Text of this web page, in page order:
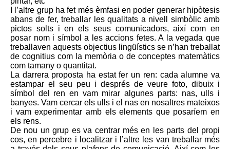
I l’altre grup ha fet més èmfasi en poder generar hipòtesis
abans de fer, treballar les qualitats a nivell simbòlic amb
pictos solts i en els seus comunicadors, així com en
posar nom i símbol a les accions fetes. A la vegada que
treballaven aquests objectius lingüístics se n’han treballat
de cognitius com la memòria o de conceptes matemàtics
com tamany o quantitat.
La darrera proposta ha estat fer un ren: cada alumne va
estampar el seu peu i després de veure foto, dibuix i
símbol del ren en vam mirar algunes parts: nas, ulls i
banyes. Vam cercar els ulls i el nas en nosaltres mateixos
i vam experimentar amb els elements que posaríem en
els rens.
De nou un grup es va centrar més en les parts del propi
cos, en percebre i localitzar i l’altre les van treballar més